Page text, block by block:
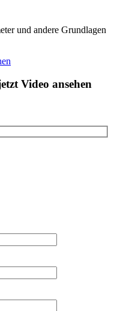
und andere Grundlagen
Video ansehen